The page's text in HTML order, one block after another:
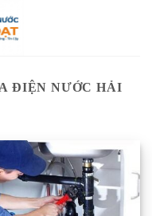
ĐIỆN NƯỚC HẢI